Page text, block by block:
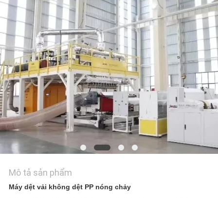
TIN
TỨC
CÁC
TRƯỜNG
HỢP
SƠ
ĐỒ
TRANG
WEB
Mô tả sản phẩm
Máy dệt vải không dệt PP nóng chảy